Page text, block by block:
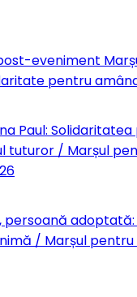
eveniment
pentru
Paul:
tuturor / Marșul
persoană
/ Marșul